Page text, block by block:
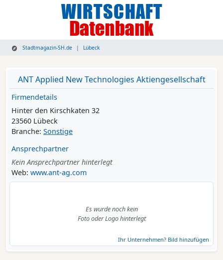
Stadtmagazin-SH.de Lübeck
ANT Applied New Technologies Aktiengesellschaft
Firmendetails
Hinter den Kirschkaten 32
23560 Lübeck
Branche: Sonstige
Ansprechpartner
Kein Ansprechpartner hinterlegt
Web: www.ant-ag.com
Es wurde noch kein
Foto oder Logo hinterlegt
Ihr Unternehmen? Bild hinzufügen